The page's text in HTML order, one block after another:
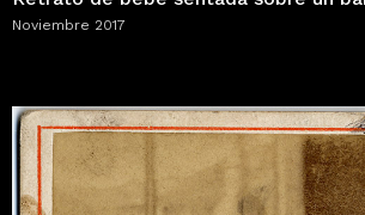
Noviembre 2017